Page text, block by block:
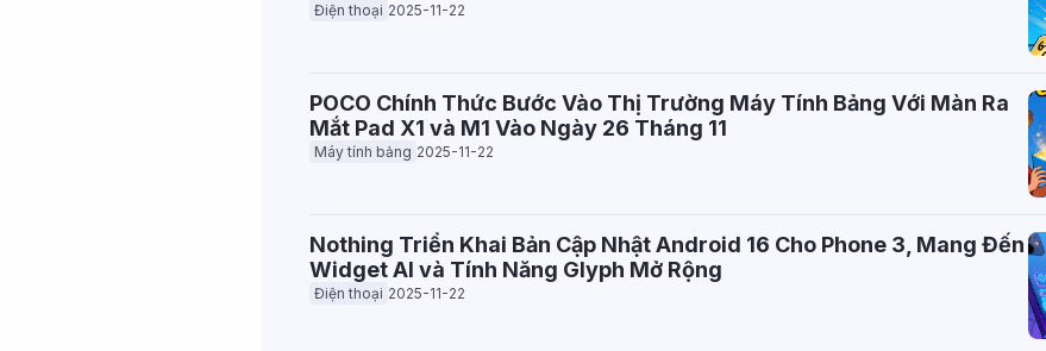
Điện thoại 2025-11-22
POCO Chính Thức Bước Vào Thị Trường Máy Tính Bảng Với Màn Ra
Mắt Pad X1 và M1 Vào Ngày 26 Tháng 11
Máy tính bảng 2025-11-22
Nothing Triển Khai Bản Cập Nhật Android 16 Cho Phone 3, Mang Đến
Widget AI và Tính Năng Glyph Mở Rộng
Điện thoại 2025-11-22